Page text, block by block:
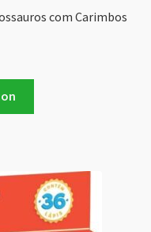
com Carimbos